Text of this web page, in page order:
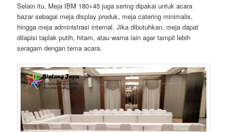
Selain itu, Meja IBM 180×45 juga sering dipakai untuk acara
bazar sebagai meja display produk, meja catering minimalis,
hingga meja administrasi internal. Jika dibutuhkan, meja dapat
dilapisi taplak putih, hitam, atau warna lain agar tampil lebih
seragam dengan tema acara.